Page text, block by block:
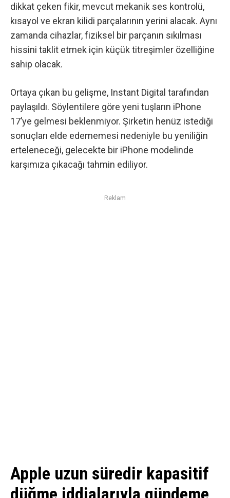
dikkat çeken fikir, mevcut mekanik ses kontrolü,
kısayol ve ekran kilidi parçalarının yerini alacak. Aynı
zamanda cihazlar, fiziksel bir parçanın sıkılması
hissini taklit etmek için küçük titreşimler özelliğine
sahip olacak.
Ortaya çıkan bu gelişme, Instant Digital tarafından
paylaşıldı. Söylentilere göre yeni tuşların iPhone
17’ye gelmesi beklenmiyor. Şirketin henüz istediği
sonuçları elde edememesi nedeniyle bu yeniliğin
erteleneceği, gelecekte bir iPhone modelinde
karşımıza çıkacağı tahmin ediliyor.
Reklam
Apple uzun süredir kapasitif
düğme iddialarıyla gündeme